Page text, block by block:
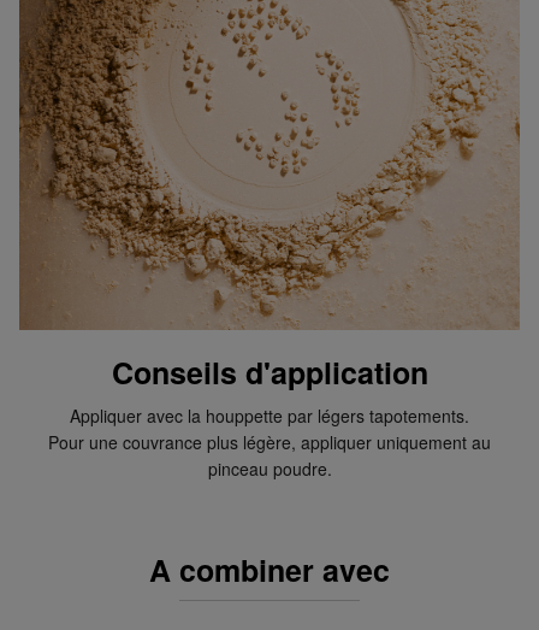
Conseils d'application
Appliquer avec la houppette par légers tapotements.
Pour une couvrance plus légère, appliquer uniquement au
pinceau poudre.
A combiner avec